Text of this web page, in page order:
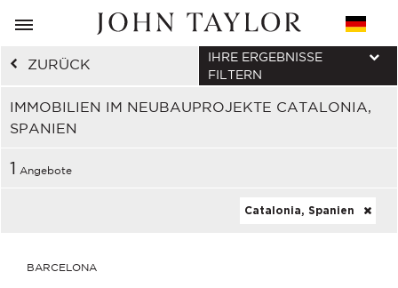
ZURÜCK
IMMOBILIEN IM NEUBAUPROJEKTE CATALONIA,
SPANIEN
IHRE ERGEBNISSE
FILTERN
1 Angebote
Catalonia, Spanien
BARCELONA